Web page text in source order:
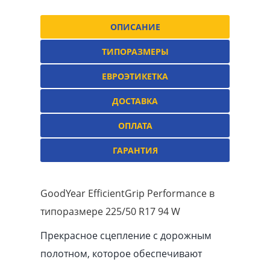
ОПИСАНИЕ
ТИПОРАЗМЕРЫ
ЕВРОЭТИКЕТКА
ДОСТАВКА
ОПЛАТА
ГАРАНТИЯ
GoodYear EfficientGrip Performance в
типоразмере 225/50 R17 94 W
Прекрасное сцепление с дорожным
полотном, которое обеспечивают